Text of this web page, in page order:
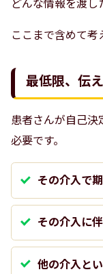
どんな情報を渡し
ここまで含めて考
最低限、伝
患者さんが自己決
必要です。
その介入で
その介入に
他の介入と